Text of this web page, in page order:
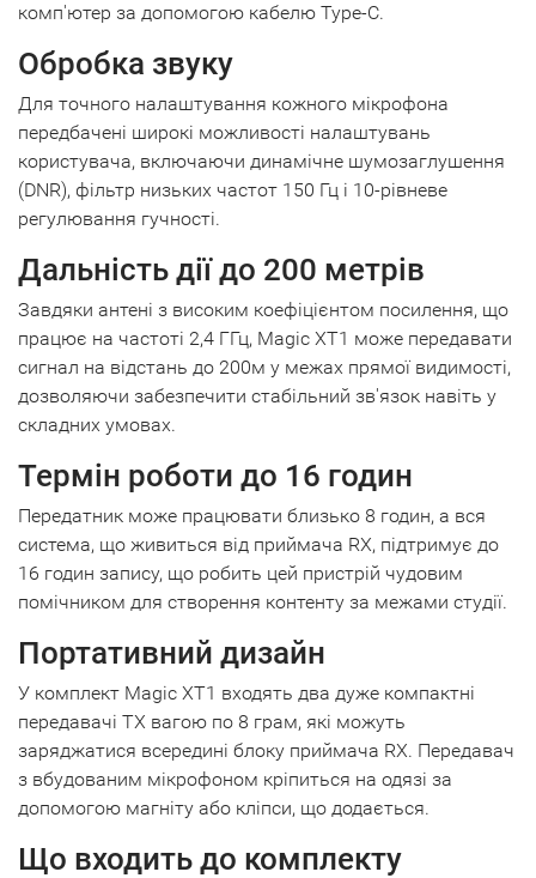
комп'ютер за допомогою кабелю Type-C.
Обробка звуку
Для точного налаштування кожного мікрофона
передбачені широкі можливості налаштувань
користувача, включаючи динамічне шумозаглушення
(DNR), фільтр низьких частот 150 Гц і 10-рівневе
регулювання гучності.
Дальність дії до 200 метрів
Завдяки антені з високим коефіцієнтом посилення, що
працює на частоті 2,4 ГГц, Magic XT1 може передавати
сигнал на відстань до 200м у межах прямої видимості,
дозволяючи забезпечити стабільний зв'язок навіть у
складних умовах.
Термін роботи до 16 годин
Передатник може працювати близько 8 годин, а вся
система, що живиться від приймача RX, підтримує до
16 годин запису, що робить цей пристрій чудовим
помічником для створення контенту за межами студії.
Портативний дизайн
У комплект Magic XT1 входять два дуже компактні
передавачі TX вагою по 8 грам, які можуть
заряджатися всередині блоку приймача RX. Передавач
з вбудованим мікрофоном кріпиться на одязі за
допомогою магніту або кліпси, що додається.
Що входить до комплекту